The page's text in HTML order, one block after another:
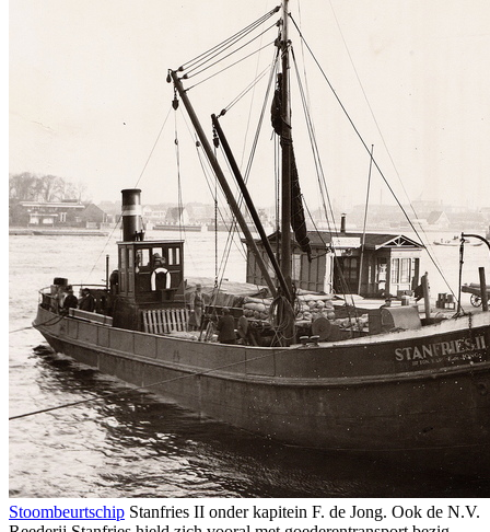
Stoombeurtschip Stanfries II onder kapitein F. de Jong. Ook de N.V.